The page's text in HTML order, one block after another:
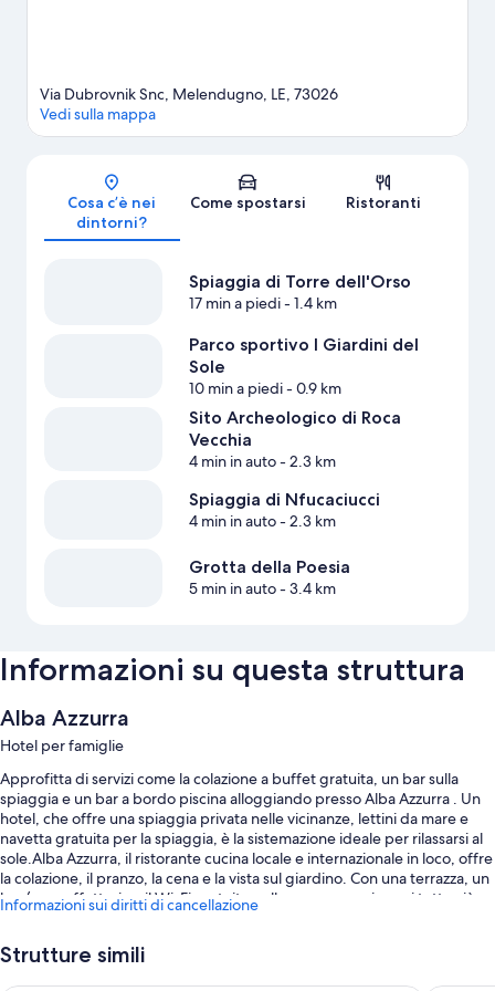
Mappa
Via Dubrovnik Snc, Melendugno, LE, 73026
Vedi sulla mappa
Cosa c’è nei
dintorni?
Come spostarsi Ristoranti
Spiaggia di Torre dell'Orso
17 min a piedi- 1.4 km
Parco sportivo I Giardini del
Sole
10 min a piedi- 0.9 km
Sito Archeologico di Roca
Vecchia
4 min in auto- 2.3 km
Spiaggia di Nfucaciucci
4 min in auto- 2.3 km
Grotta della Poesia
5 min in auto- 3.4 km
Informazioni su questa struttura
Alba Azzurra
Hotel per famiglie
Approfitta di servizi come la colazione a buffet gratuita, un bar sulla
spiaggia e un bar a bordo piscina alloggiando presso Alba Azzurra . Un
hotel, che offre una spiaggia privata nelle vicinanze, lettini da mare e
navetta gratuita per la spiaggia, è la sistemazione ideale per rilassarsi al
sole.Alba Azzurra, il ristorante cucina locale e internazionale in loco, offre
la colazione, il pranzo, la cena e la vista sul giardino. Con una terrazza, un
bar/una caffetteria e il Wi-Fi gratuito nelle aree comuni, avrai tutto ciò
Approfitta anche dei seguenti servizi:
Una piscina stagionale all'aperto e una piscina per bambini, con uno
Informazioni sui diritti di cancellazione
Strutture simili